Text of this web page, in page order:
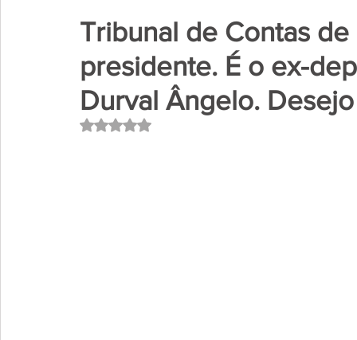
Tribunal de Contas
presidente. É o ex-
Durval Ângelo.
Avaliado com NaN de 5 estrelas.